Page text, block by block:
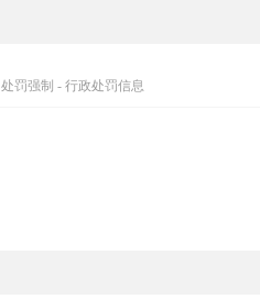
处罚强制 - 行政处罚信息